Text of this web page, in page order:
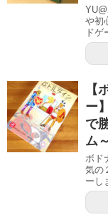
や初
ドゲ
【
ー
で
ム～
ボド
気の
ーし